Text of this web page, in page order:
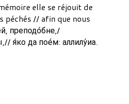
elle se réjouit de
péchés // afin que nous
преподо́бне,/
я́ко да пое́м: аллилу́иа.